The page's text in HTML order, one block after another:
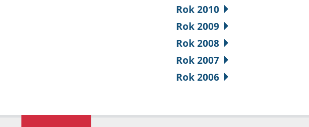
Rok 2010
Rok 2009
Rok 2008
Rok 2007
Rok 2006